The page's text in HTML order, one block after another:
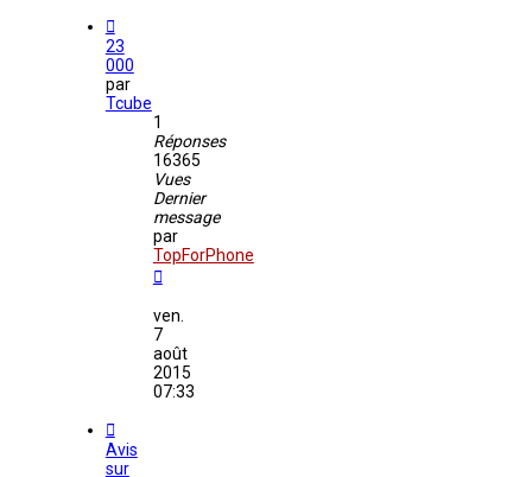
23
000
par
Tcube
1
Réponses
16365
Vues
Dernier
message
par
TopForPhone
ven.
7
août
2015
07:33
Avis
sur